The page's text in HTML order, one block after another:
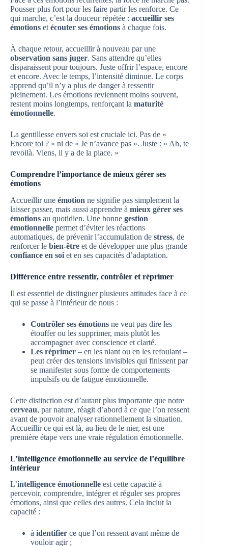
Pousser plus fort pour les faire partir les renforce. Ce
qui marche, c’est la douceur répétée : accueillir ses
émotions et écouter ses émotions à chaque fois.
À chaque retour, accueillir à nouveau par une
observation sans juger. Sans attendre qu’elles
disparaissent pour toujours. Juste offrir l’espace, encore
et encore. Avec le temps, l’intensité diminue. Le corps
apprend qu’il n’y a plus de danger à ressentir
pleinement. Les émotions reviennent moins souvent,
restent moins longtemps, renforçant la maturité
émotionnelle.
La gentillesse envers soi est cruciale ici. Pas de «
Encore toi ? » ni de « Je n’avance pas ». Juste : « Ah, te
revoilà. Viens, il y a de la place. »
Comprendre l’importance de mieux gérer ses
émotions
Accueillir une émotion ne signifie pas simplement la
laisser passer, mais aussi apprendre à mieux gérer ses
émotions au quotidien. Une bonne gestion
émotionnelle permet d’éviter les réactions
automatiques, de prévenir l’accumulation de stress, de
renforcer le bien-être et de développer une plus grande
confiance en soi et en ses capacités d’adaptation.
Différence entre ressentir, contrôler et réprimer
Il est essentiel de distinguer plusieurs attitudes face à ce
qui se passe à l’intérieur de nous :
Contrôler ses émotions ne veut pas dire les
étouffer ou les supprimer, mais plutôt les
accompagner avec conscience et clarté.
Les réprimer – en les niant ou en les refoulant –
peut créer des tensions invisibles qui finissent par
se manifester sous forme de comportements
impulsifs ou de fatigue émotionnelle.
Cette distinction est d’autant plus importante que notre
cerveau, par nature, réagit d’abord à ce que l’on ressent
avant de pouvoir analyser rationnellement la situation.
Accueillir ce qui est là, au lieu de le nier, est une
première étape vers une vraie régulation émotionnelle.
L’intelligence émotionnelle au service de l’équilibre
intérieur
L’intelligence émotionnelle est cette capacité à
percevoir, comprendre, intégrer et réguler ses propres
émotions, ainsi que celles des autres. Cela inclut la
capacité :
à identifier ce que l’on ressent avant même de
vouloir agir ;